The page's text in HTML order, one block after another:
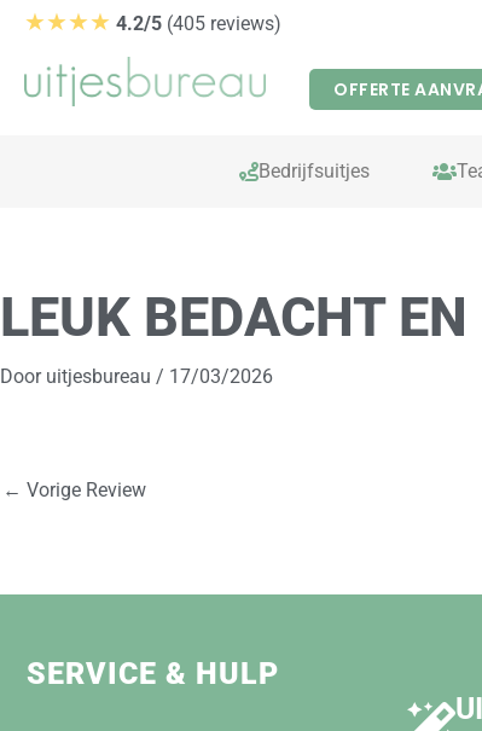
★★★★ 4.2/5 (405 reviews)
OFFERTE
Bedrijfsuitjes
LEUK BEDACHT
Door uitjesbureau / 17/03/2026
← Vorige Review
SERVICE & HULP